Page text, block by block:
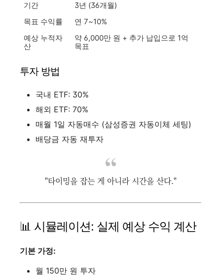
기간
3년 (36개월)
목표 수익률
연 7~10%
예상 누적자
산
약 6,000만 원 + 추가 납입으로 1억
목표
투자 방법
국내 ETF: 30%
해외 ETF: 70%
매월 1일 자동매수 (삼성증권 자동이체 세팅)
배당금 자동 재투자
"타이밍을 잡는 게 아니라 시간을 산다."
📊 시뮬레이션: 실제 예상 수익 계산
기본 가정:
월 150만 원 투자